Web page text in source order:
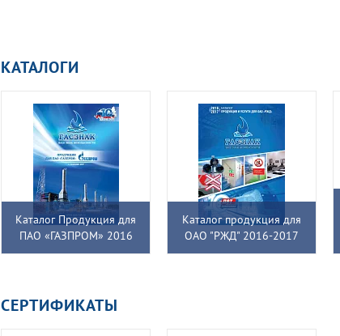
КАТАЛОГИ
Каталог Продукция для
ПАО «ГАЗПРОМ» 2016
Каталог продукция для
ОАО "РЖД" 2016-2017
СЕРТИФИКАТЫ